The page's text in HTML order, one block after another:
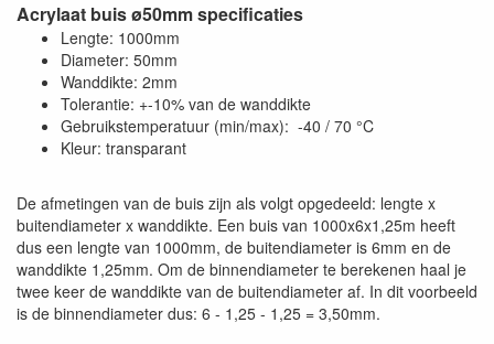
Acrylaat buis ø50mm specificaties
Lengte: 1000mm
Diameter: 50mm
Wanddikte: 2mm
Tolerantie: +-10% van de wanddikte
Gebruikstemperatuur (min/max): -40 / 70 °C
Kleur: transparant
De afmetingen van de buis zijn als volgt opgedeeld: lengte x
buitendiameter x wanddikte. Een buis van 1000x6x1,25m heeft
dus een lengte van 1000mm, de buitendiameter is 6mm en de
wanddikte 1,25mm. Om de binnendiameter te berekenen haal je
twee keer de wanddikte van de buitendiameter af. In dit voorbeeld
is de binnendiameter dus: 6 - 1,25 - 1,25 = 3,50mm.